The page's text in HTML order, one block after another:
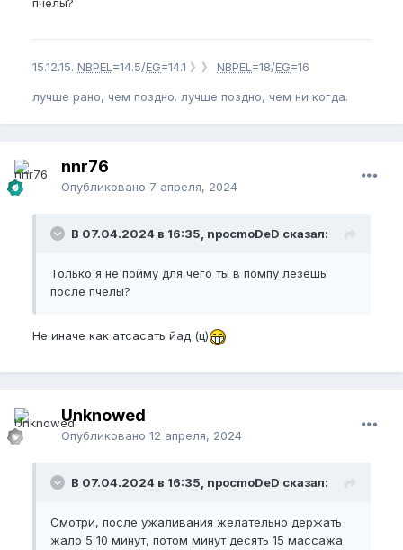
15.12.15. NBPEL =14.5/EG=14.1 》》 NBPEL =18/EG=16
лучше рано, чем поздно. лучше поздно, чем ни когда.
nnr76
Опубликовано 7 апреля, 2024
В 07.04.2024 в 16:35, npocmoDeD сказал:
Только я не пойму для чего ты в помпу лезешь
после пчелы?
Не иначе как атсасать йад (ц)
Unknowed
Опубликовано 12 апреля, 2024
В 07.04.2024 в 16:35, npocmoDeD сказал:
Смотри, после ужаливания желательно держать
жало 5 10 минут, потом минут десять 15 массажа